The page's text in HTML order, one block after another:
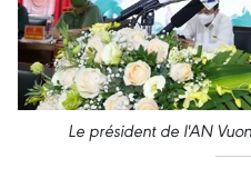
Le président de l'AN